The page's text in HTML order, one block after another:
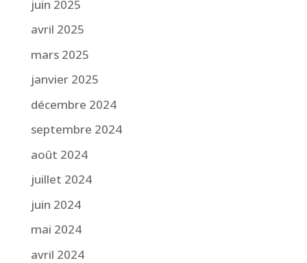
juin 2025
avril 2025
mars 2025
janvier 2025
décembre 2024
septembre 2024
août 2024
juillet 2024
juin 2024
mai 2024
avril 2024